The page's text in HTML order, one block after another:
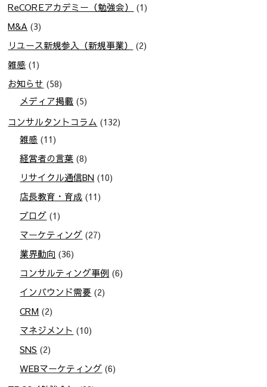
ReCOREアカデミー（勉強会）
(1)
M&A (3)
リユース新規参入（新規事業）
(2)
雑感 (1)
お知らせ (58)
メディア掲載 (5)
コンサルタントコラム (132)
雑感 (11)
経営者の言葉 (8)
リサイクル通信BN (10)
店長教育・育成 (11)
ブログ (1)
マーケティング (27)
業界動向 (36)
コンサルティング事例 (6)
インバウンド需要 (2)
CRM (2)
マネジメント (10)
SNS (2)
WEBマーケティング (6)